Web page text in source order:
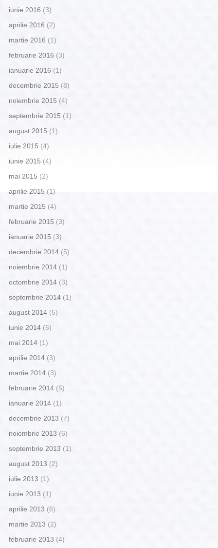
iunie 2016 (3)
aprilie 2016 (2)
martie 2016 (1)
februarie 2016 (3)
ianuarie 2016 (1)
decembrie 2015 (8)
noiembrie 2015 (4)
septembrie 2015 (1)
august 2015 (1)
iulie 2015 (4)
iunie 2015 (4)
mai 2015 (2)
aprilie 2015(1)
martie 2015 (4)
februarie 2015 (3)
ianuarie 2015 (3)
decembrie 2014(5)
noiembrie 2014(1)
octombrie 2014(3)
septembrie 2014(1)
august 2014(5)
iunie 2014(6)
mai 2014(1)
aprilie 2014(3)
martie 2014(3)
februarie 2014(5)
ianuarie 2014(1)
decembrie 2013 (7)
noiembrie 2013 (6)
septembrie 2013 (1)
august 2013 (2)
iulie 2013 (1)
iunie 2013 (1)
aprilie 2013 (6)
martie 2013 (2)
februarie 2013 (4)